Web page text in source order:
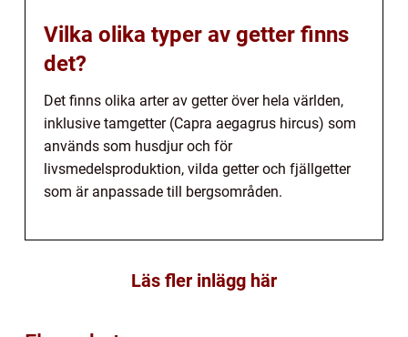
Vilka olika typer av getter finns
det?
Det finns olika arter av getter över hela världen,
inklusive tamgetter (Capra aegagrus hircus) som
används som husdjur och för
livsmedelsproduktion, vilda getter och fjällgetter
som är anpassade till bergsområden.
Läs fler inlägg här